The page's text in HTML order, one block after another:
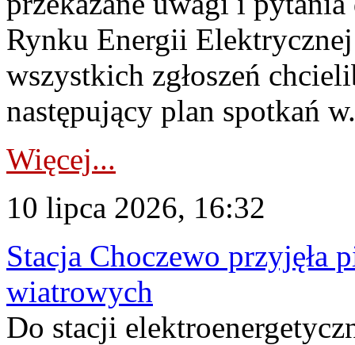
Rynku Energii
wszystkich zgłoszeń
następujący plan spotkań
Więcej...
10 lipca 2026, 16:32
Stacja Choczewo przyjęła
wiatrowych
Do stacji